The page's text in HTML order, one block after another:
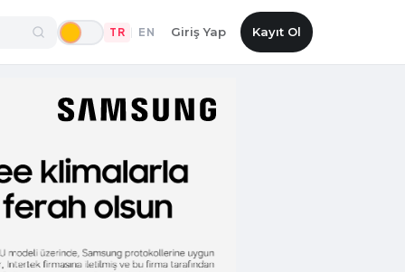
TR EN Giriş Yap Kayıt Ol